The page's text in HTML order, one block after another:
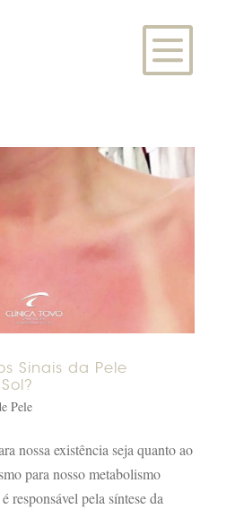
Sinais da Pele
Pele
nossa existência seja quanto ao
para nosso metabolismo
responsável pela síntese da